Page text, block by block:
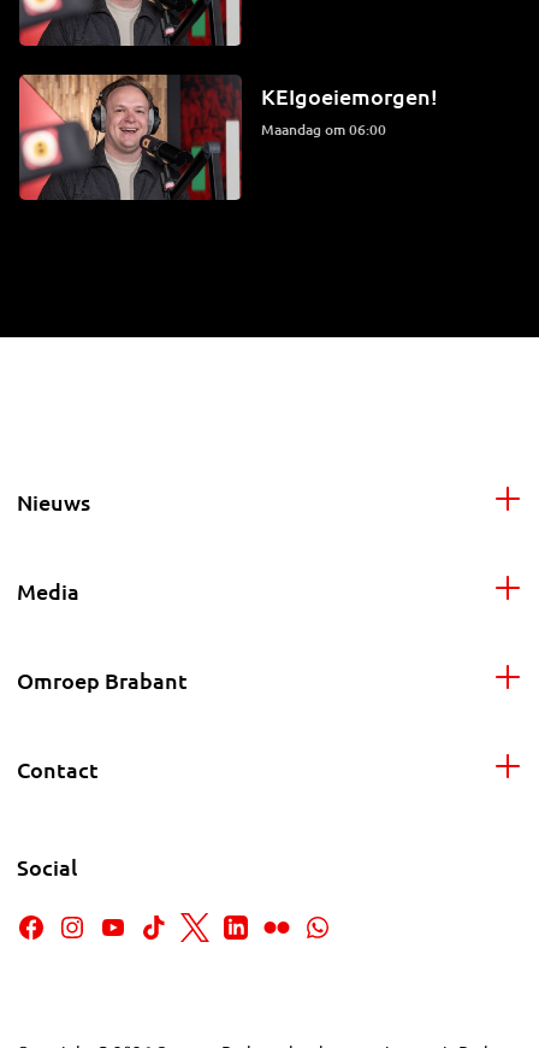
KEIgoeiemorgen!
maandag om 06:00
Nieuws
Media
Omroep Brabant
Contact
Social